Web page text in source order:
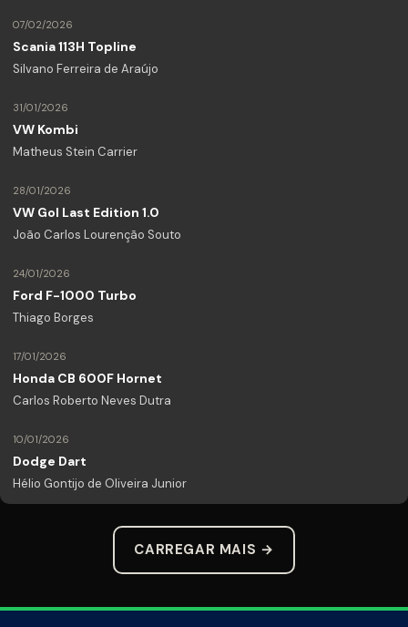
07/02/2026
Scania 113H Topline
Silvano Ferreira de Araújo
31/01/2026
VW Kombi
Matheus Stein Carrier
28/01/2026
VW Gol Last Edition 1.0
João Carlos Lourenção Souto
24/01/2026
Ford F-1000 Turbo
Thiago Borges
17/01/2026
Honda CB 600F Hornet
Carlos Roberto Neves Dutra
10/01/2026
Dodge Dart
Hélio Gontijo de Oliveira Junior
CARREGAR MAIS →